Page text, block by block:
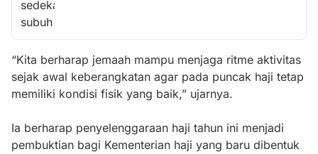
“Kita berharap jemaah mampu menjaga ritme aktivitas
sejak awal keberangkatan agar pada puncak haji tetap
memiliki kondisi fisik yang baik,” ujarnya.
Ia berharap penyelenggaraan haji tahun ini menjadi
pembuktian bagi Kementerian haji yang baru dibentuk